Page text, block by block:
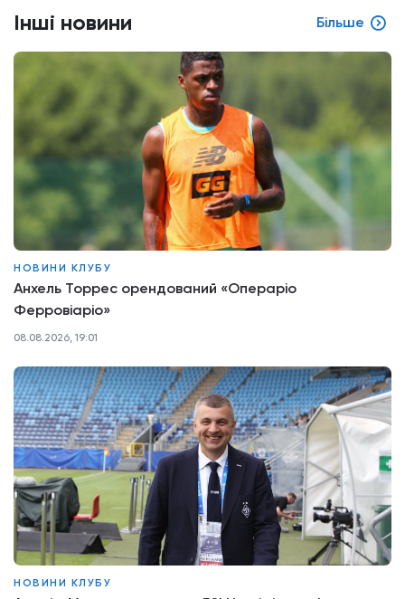
Інші новини Більше
НОВИНИ КЛУБУ
Анхель Торрес орендований «Операріо
Ферровіаріо»
08.08.2026, 19:01
НОВИНИ КЛУБУ